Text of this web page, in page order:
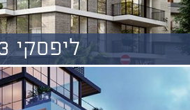
ליפסקי 13